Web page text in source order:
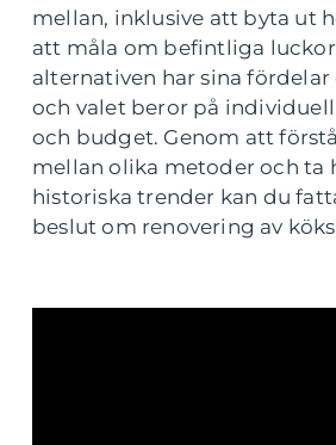
mellan, inklusive att byta ut
att måla om befintliga
alternativen har sina fördelar
och valet beror på
och budget. Genom att
mellan olika metoder och ta
historiska trender kan du
beslut om renovering av